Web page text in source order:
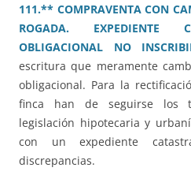
111.** COMPRAVENTA CON
ROGADA. EXPEDIENTE
OBLIGACIONAL NO
escritura que meramente
obligacional. Para la
finca han de seguirse los
legislación hipotecaria y
con un expediente
discrepancias.